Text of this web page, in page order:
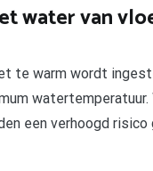
water van
te warm wordt
een verhoogd